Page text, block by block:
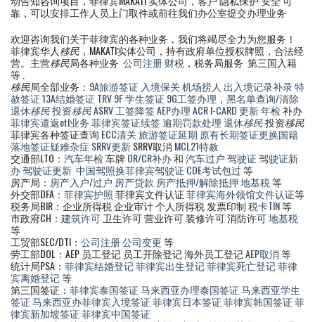
靠，可以安排工作人员上门取件或前往我们办公室提交办理业务
欢迎咨询我们关于菲律宾的各种业务，我们将竭尽全力为您服务！
菲律宾华人移民 ，MAKATI实体公司，持有政府单位授权牌照，合法经
营。主营移民局各种业务 公司注册财税 ，税务局服务 第三国入籍
等 .
移民局全部业务： 9A旅游签证 入境保关机场捞人 出入境记录补录特
赦签证13A结婚签证 TRV9F 学生签证 9G工签办理 ， 黑名单查询/清除
退休移民投资移民ASRV工签降签AEP办理ACR I-CARD 更新年检补办
菲律宾遣返otl业务菲律宾签证续签逾期罚款处理退休移民投资移民
菲律宾各种签证查询 ECC清关旅游签证延期 原有长期签证更换国籍
落地签证疑难杂症 SRRV更新SRRV取消 MCL21特赦
交通部LTO： 汽车年检车牌OR/CR补办和汽车过户驾驶证驾驶证新
办驾驶证更新 中国驾照换菲律宾驾驶证 CDE考试包过等
房产局： 房产入户/过户 房产贷款 房产抵押/解除抵押地基税等
外交部DFA： 菲律宾护照菲律宾文件认证菲律宾海外领馆文件认证等
税务局BIR：企业所得税 企业审计 个人所得税 发票印制税卡TIN等
市政府CH： 建筑许可卫生许可 营业许可 装修许可 消防许可地基税
等
工贸部SEC/DTI： 公司注册公司变更等
劳工部DOL：AEP 员工登记 员工开除登记 海外员工登记AEP取消等
统计局PSA： 菲律宾结婚登记菲律宾出生登记菲律宾死亡登记菲律
宾离婚登记等
第三国签证： 菲律宾泰国签证马来西亚办理泰国签证马来西亚学生
签证马来西亚办菲律宾入境签证菲律宾日本签证菲律宾韩国签证菲
律宾新加坡签证菲律宾中国签证